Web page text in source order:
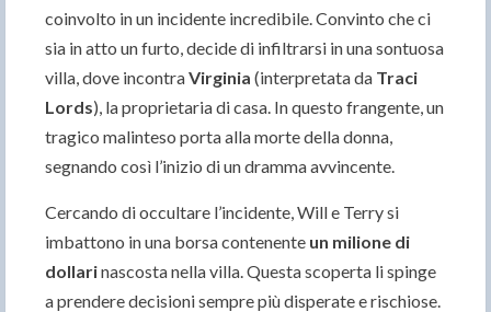
coinvolto in un incidente incredibile. Convinto che ci
sia in atto un furto, decide di infiltrarsi in una sontuosa
villa, dove incontraVirginia (interpretata da Traci
Lords), la proprietaria di casa. In questo frangente, un
tragico malinteso porta alla morte della donna,
segnando così l’inizio di un dramma avvincente.
Cercando di occultare l’incidente, Will e Terry si
imbattono in una borsa contenente un milione di
dollarinascosta nella villa. Questa scoperta li spinge
a prendere decisioni sempre più disperate e rischiose.